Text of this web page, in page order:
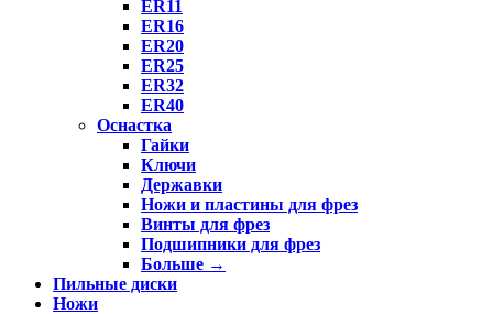
ER11
ER16
ER20
ER25
ER32
ER40
Оснастка
Гайки
Ключи
Державки
Ножи и пластины для фрез
Винты для фрез
Подшипники для фрез
Больше →
Пильные диски
Ножи